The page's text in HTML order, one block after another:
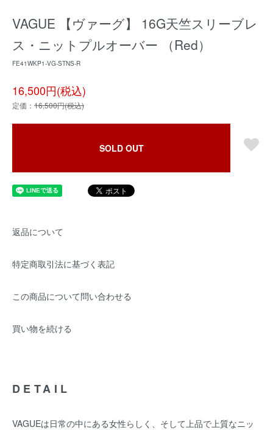
VAGUE 【ヴァーグ】 16G天竺スリーブレ
ス・ニットプルオーバー （Red）
FE41WKP1-VG-STNS-R
16,500円(税込)
定価： 16,500円(税込)
SOLD OUT
返品について
特定商取引法に基づく表記
この商品について問い合わせる
買い物を続ける
DETAIL
VAGUEは日常の中にある女性らしく、そして上品で上質なニッ